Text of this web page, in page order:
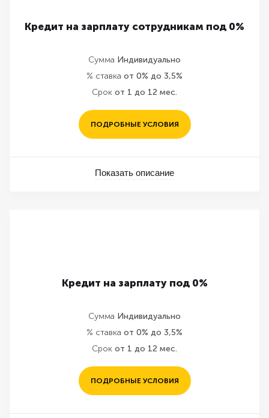
Кредит на зарплату сотрудникам под 0%
Сумма Индивидуально
% ставка от 0% до 3,5%
Срок от 1 до 12 мес.
ПОДРОБНЫЕ УСЛОВИЯ
Показать описание
Кредит на зарплату под 0%
Сумма Индивидуально
% ставка от 0% до 3,5%
Срок от 1 до 12 мес.
ПОДРОБНЫЕ УСЛОВИЯ